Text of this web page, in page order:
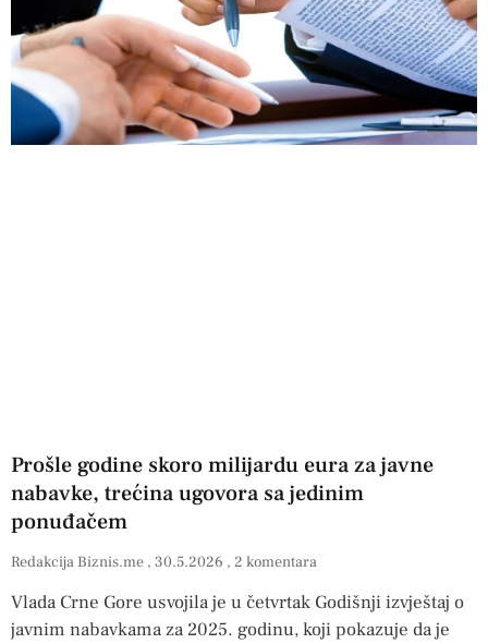
Prošle godine skoro milijardu eura za javne
nabavke, trećina ugovora sa jedinim
ponuđačem
Redakcija Biznis.me 30.5.2026 2 komentara
Vlada Crne Gore usvojila je u četvrtak Godišnji izvještaj o
javnim nabavkama za 2025. godinu, koji pokazuje da je